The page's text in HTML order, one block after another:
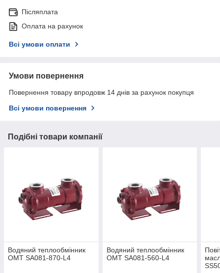
Післяплата
Оплата на рахунок
Всі умови оплати
Умови повернення
Повернення товару впродовж 14 днів за рахунок покупця
Всі умови повернення
Подібні товари компанії
Водяний теплообмінник
OMT SA081-870-L4
Водяний теплообмінник
OMT SA081-560-L4